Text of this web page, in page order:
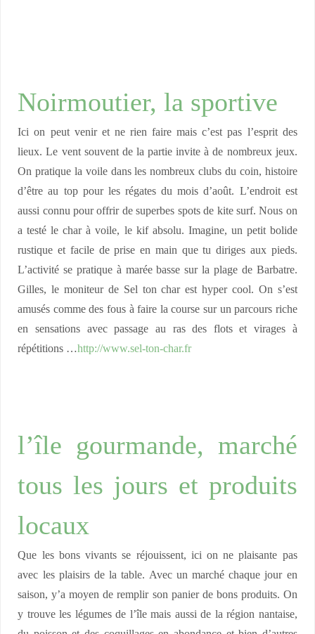
Noirmoutier, la sportive
Ici on peut venir et ne rien faire mais c’est pas l’esprit des
lieux. Le vent souvent de la partie invite à de nombreux jeux.
On pratique la voile dans les nombreux clubs du coin, histoire
d’être au top pour les régates du mois d’août. L’endroit est
aussi connu pour offrir de superbes spots de kite surf. Nous on
a testé le char à voile, le kif absolu. Imagine, un petit bolide
rustique et facile de prise en main que tu diriges aux pieds.
L’activité se pratique à marée basse sur la plage de Barbatre.
Gilles, le moniteur de Sel ton char est hyper cool. On s’est
amusés comme des fous à faire la course sur un parcours riche
en sensations avec passage au ras des flots et virages à
répétitions …http://www.sel-ton-char.fr
l’île gourmande, marché
tous les jours et produits
locaux
Que les bons vivants se réjouissent, ici on ne plaisante pas
avec les plaisirs de la table. Avec un marché chaque jour en
saison, y’a moyen de remplir son panier de bons produits. On
y trouve les légumes de l’île mais aussi de la région nantaise,